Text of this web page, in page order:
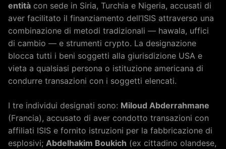
entità con sede in Siria, Turchia e Nigeria, accusati di
aver facilitato il finanziamento dell’ISIS attraverso una
combinazione di metodi tradizionali — hawala, uffici
di cambio — e strumenti crypto. La designazione
blocca tutti i beni soggetti alla giurisdizione USA e
vieta a qualsiasi persona o istituzione americana di
condurre transazioni con i soggetti elencati.
I tre individui designati sono: Miloud Abderrahmane
(Francia), accusato di aver condotto transazioni con
affiliati ISIS e fornito istruzioni per la fabbricazione di
esplosivi; Abdelhakim Boukich (ex cittadino olandese,